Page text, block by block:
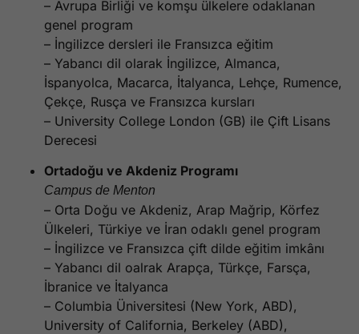
– Avrupa Birliği ve komşu ülkelere odaklanan
genel program
– İngilizce dersleri ile Fransızca eğitim
– Yabancı dil olarak İngilizce, Almanca,
İspanyolca, Macarca, İtalyanca, Lehçe, Rumence,
Çekçe, Rusça ve Fransızca kursları
– University College London (GB) ile Çift Lisans
Derecesi
Ortadoğu ve Akdeniz Programı
Campus de Menton
– Orta Doğu ve Akdeniz, Arap Mağrip, Körfez
Ülkeleri, Türkiye ve İran odaklı genel program
– İngilizce ve Fransızca çift dilde eğitim imkânı
– Yabancı dil oalrak Arapça, Türkçe, Farsça,
İbranice ve İtalyanca
– Columbia Üniversitesi (New York, ABD),
University of California, Berkeley (ABD),